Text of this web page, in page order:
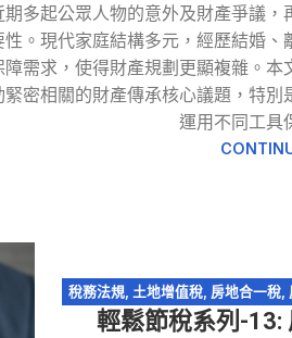
期多起公眾人物的意外及財產爭議
性。現代家庭結構多元，經歷結婚
障需求，使得財產規劃更顯複雜。
緊密相關的財產傳承核心議題，特
運用不同工具
稅務法規, 土地增值稅, 房地合一稅,
產傳承
輕鬆節稅系列-13: